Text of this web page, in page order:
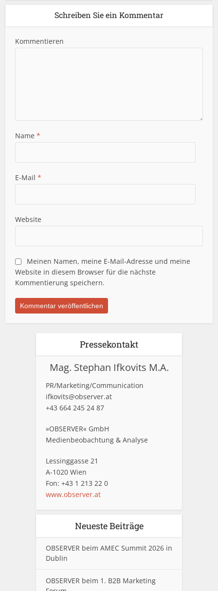
Schreiben Sie ein Kommentar
Kommentieren
Name*
E-Mail*
Website
Meinen Namen, meine E-Mail-Adresse und meine
Website in diesem Browser für die nächste
Kommentierung speichern.
Pressekontakt
Mag. Stephan Ifkovits M.A.
PR/Marketing/Communication
ifkovits@observer.at
+43 664 245 24 87
»OBSERVER« GmbH
Medienbeobachtung & Analyse
Lessinggasse 21
A-1020 Wien
Fon: +43 1 213 22 0
www.observer.at
Neueste Beiträge
OBSERVER beim AMEC Summit 2026 in
Dublin
OBSERVER beim 1. B2B Marketing